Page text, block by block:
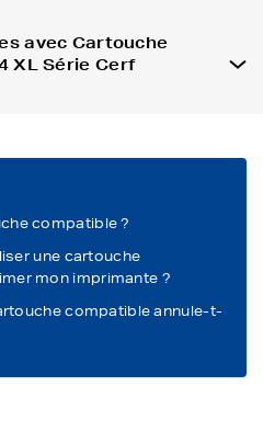
avec Cartouche
XL Série Cerf
compatible ?
une cartouche
mon imprimante ?
compatible annule-t-